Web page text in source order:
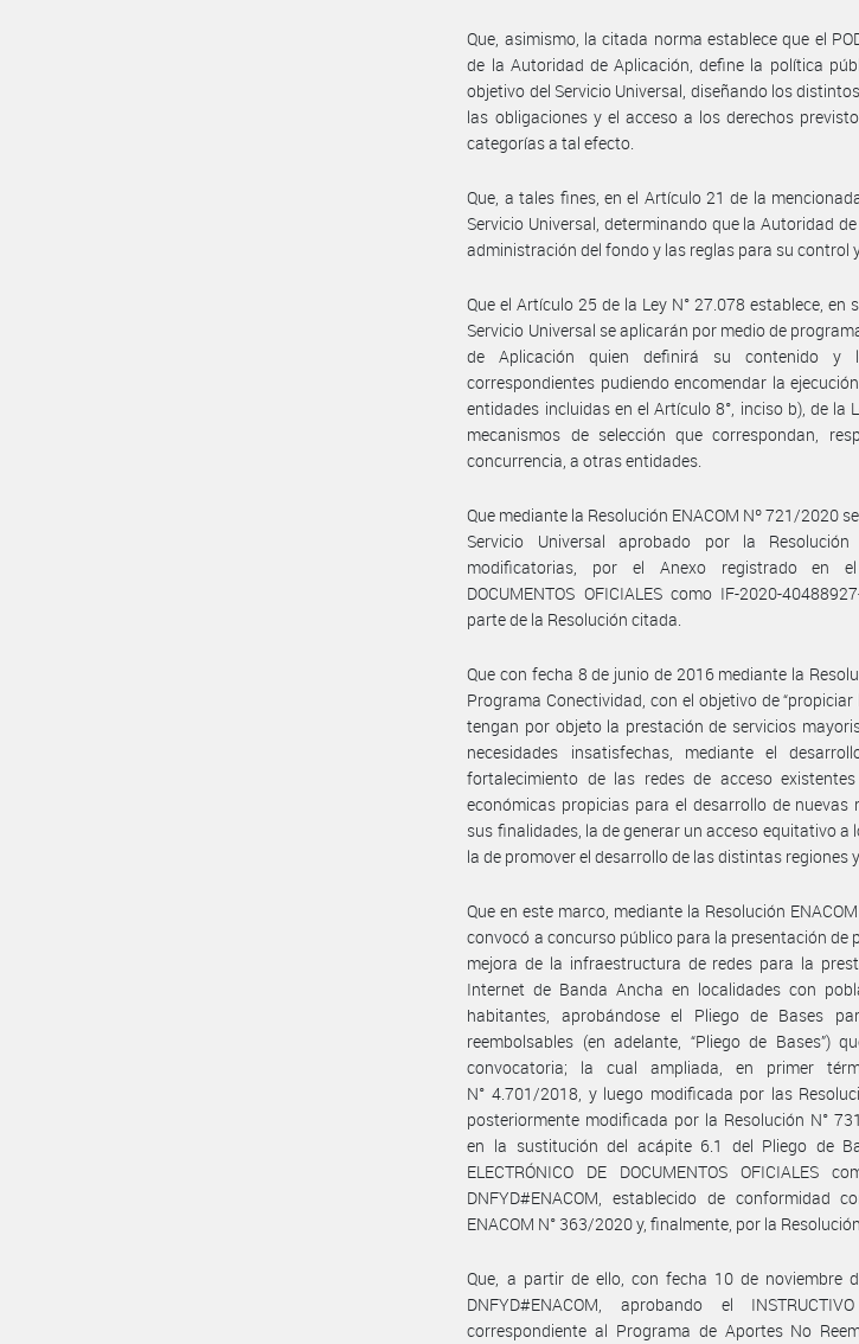
Que, asimismo, la citada norma establece que el
de la Autoridad de Aplicación, define la política
objetivo del Servicio Universal, diseñando los
las obligaciones y el acceso a los derechos
categorías a tal efecto.
Que, a tales fines, en el Artículo 21 de la
Servicio Universal, determinando que la Autoridad
administración del fondo y las reglas para su control
Que el Artículo 25 de la Ley N° 27.078 establece,
Servicio Universal se aplicarán por medio de
de Aplicación quien definirá su contenido y
correspondientes pudiendo encomendar la
entidades incluidas en el Artículo 8°, inciso b), de la
mecanismos de selección que correspondan,
concurrencia, a otras entidades.
Que mediante la Resolución ENACOM Nº 721/2020
Servicio Universal aprobado por la
modificatorias, por el Anexo registrado en el
DOCUMENTOS OFICIALES como IF-2020-
parte de la Resolución citada.
Que con fecha 8 de junio de 2016 mediante la
Programa Conectividad, con el objetivo de
tengan por objeto la prestación de servicios
necesidades insatisfechas, mediante el
fortalecimiento de las redes de acceso
económicas propicias para el desarrollo de nuevas
sus finalidades, la de generar un acceso equitativo a
la de promover el desarrollo de las distintas regiones
Que en este marco, mediante la Resolución
convocó a concurso público para la presentación de
mejora de la infraestructura de redes para la
Internet de Banda Ancha en localidades con
habitantes, aprobándose el Pliego de Bases
reembolsables (en adelante, “Pliego de Bases”)
convocatoria; la cual ampliada, en primer
N° 4.701/2018, y luego modificada por las
posteriormente modificada por la Resolución N°
en la sustitución del acápite 6.1 del Pliego de
ELECTRÓNICO DE DOCUMENTOS OFICIALES
DNFYD#ENACOM, establecido de conformidad
ENACOM N° 363/2020 y, finalmente, por la
Que, a partir de ello, con fecha 10 de noviembre
DNFYD#ENACOM, aprobando el
correspondiente al Programa de Aportes No